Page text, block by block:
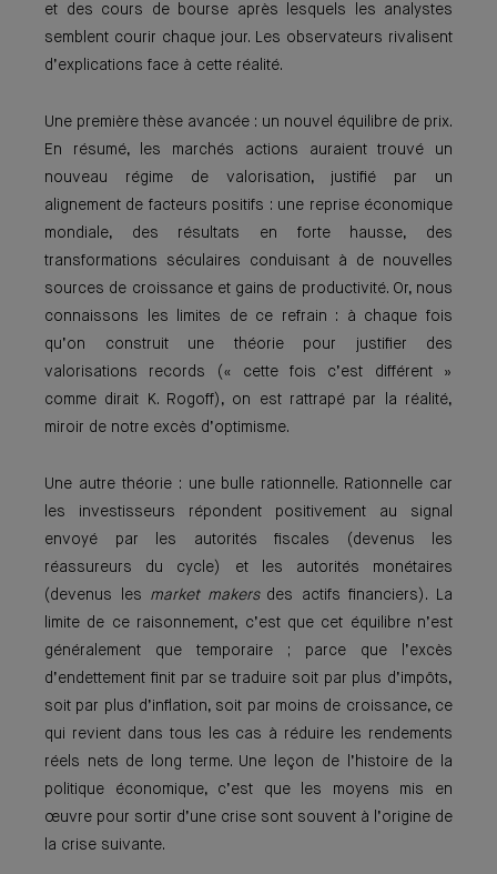
et des cours de bourse après lesquels les analystes
semblent courir chaque jour. Les observateurs rivalisent
d’explications face à cette réalité.
Une première thèse avancée : un nouvel équilibre de prix.
En résumé, les marchés actions auraient trouvé un
nouveau régime de valorisation, justifié par un
alignement de facteurs positifs : une reprise économique
mondiale, des résultats en forte hausse, des
transformations séculaires conduisant à de nouvelles
sources de croissance et gains de productivité. Or, nous
connaissons les limites de ce refrain : à chaque fois
qu’on construit une théorie pour justifier des
valorisations records (« cette fois c’est différent »
comme dirait K. Rogoff), on est rattrapé par la réalité,
miroir de notre excès d’optimisme.
Une autre théorie : une bulle rationnelle. Ration­nelle car
les investisseurs répondent positivement au signal
envoyé par les autorités fiscales (devenus les
réassureurs du cycle) et les autorités monétaires
(devenus les market makers des actifs financiers). La
limite de ce raisonnement, c’est que cet équilibre n’est
généralement que temporaire ; parce que l’excès
d’endettement finit par se traduire soit par plus d’impôts,
soit par plus d’inflation, soit par moins de croissance, ce
qui revient dans tous les cas à réduire les rendements
réels nets de long terme. Une leçon de l’histoire de la
politique économique, c’est que les moyens mis en
œuvre pour sortir d’une crise sont souvent à l’origine de
la crise suivante.